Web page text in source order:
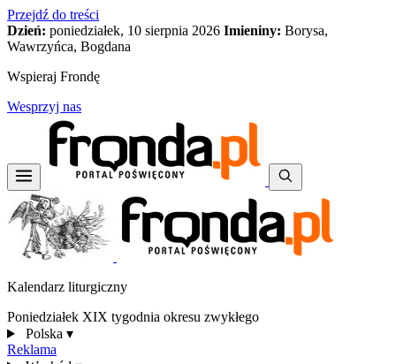
Przejdź do treści
Dzień: poniedziałek, 10 sierpnia 2026 Imieniny: Borysa,
Wawrzyńca, Bogdana
Wspieraj Frondę
Wesprzyj nas
Kalendarz liturgiczny
Poniedziałek XIX tygodnia okresu zwykłego
Polska ▾
Reklama